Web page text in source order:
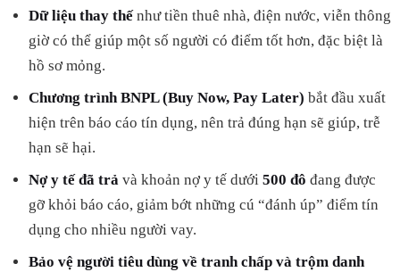
Dữ liệu thay thếnhư tiền thuê nhà, điện nước, viễn thông
giờ có thể giúp một số người có điểm tốt hơn, đặc biệt là
hồ sơ mỏng.
Chương trình BNPL (Buy Now, Pay Later) bắt đầu xuất
hiện trên báo cáo tín dụng, nên trả đúng hạn sẽ giúp, trễ
hạn sẽ hại.
Nợ y tế đã trả và khoản nợ y tế dưới 500 đô đang được
gỡ khỏi báo cáo, giảm bớt những cú “đánh úp” điểm tín
dụng cho nhiều người vay.
Bảo vệ người tiêu dùng về tranh chấp và trộm danh